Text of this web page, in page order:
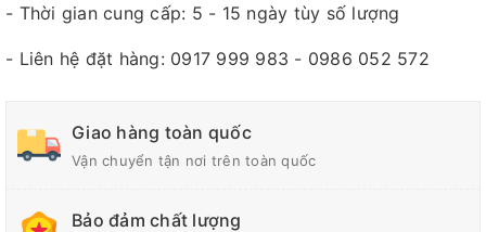
- Thời gian cung cấp: 5 - 15 ngày tùy số lượng
- Liên hệ đặt hàng: 0917 999 983 - 0986 052 572
Giao hàng toàn quốc
Vận chuyển tận nơi trên toàn quốc
Bảo đảm chất lượng